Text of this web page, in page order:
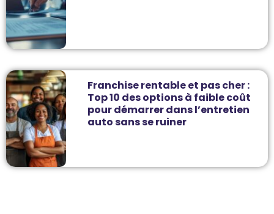
Franchise rentable et pas cher :
Top 10 des options à faible coût
pour démarrer dans l’entretien
auto sans se ruiner